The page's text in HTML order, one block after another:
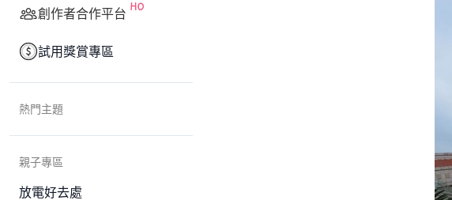
創作者合作平台
試用獎賞專區
熱門主題
親子專區
放電好去處